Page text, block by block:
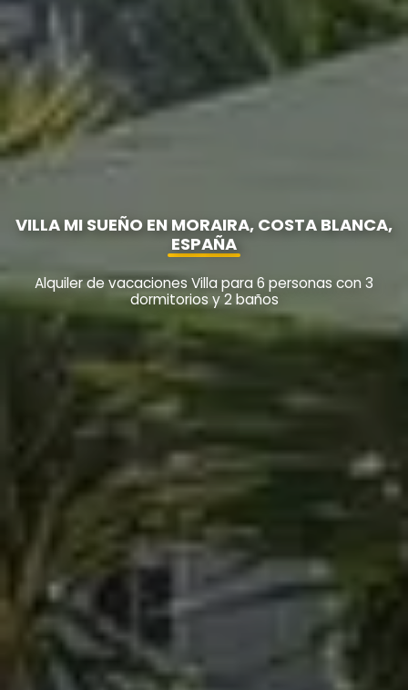
VILLA MI SUEÑO EN MORAIRA, COSTA BLANCA,
ESPAÑA
Alquiler de vacaciones Villa para 6 personas con 3
dormitorios y 2 baños